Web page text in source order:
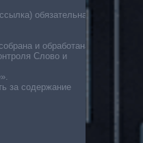
обязательна
и обработана
Слово и
за содержание